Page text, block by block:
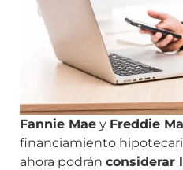
Fannie Mae y Freddie
financiamiento
ahora podrán considerar